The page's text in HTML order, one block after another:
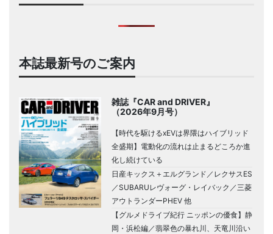
本誌最新号のご案内
雑誌『CAR and DRIVER』
（2026年9月号）
【時代を駆けるxEVは界隈はハイブリッド
全盛期】電動化の流れは止まるどころか進
化し続けている
日産キックス＋エルグランド／レクサスES
／SUBARUレヴォーグ・レイバック／三菱
アウトランダーPHEV 他
【グルメドライブ紀行 ニッポンの優食】静
岡・浜松編／翡翠色の暴れ川、天竜川沿い